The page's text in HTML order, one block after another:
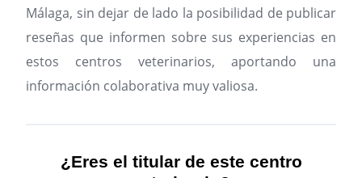
Málaga, sin dejar de lado la posibilidad de publicar
reseñas que informen sobre sus experiencias en
estos centros veterinarios, aportando una
información colaborativa muy valiosa.
¿Eres el titular de este centro